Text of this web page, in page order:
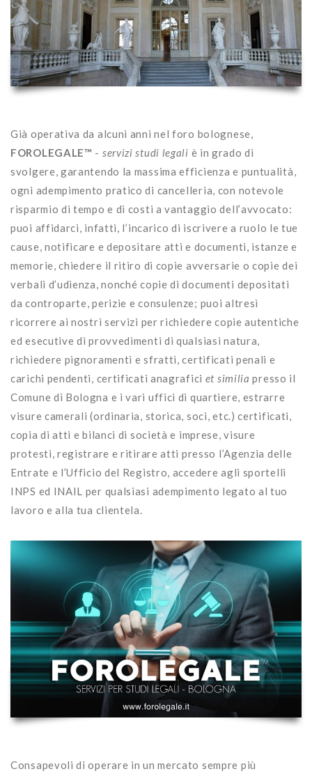
Già operativa da alcuni anni nel foro bolognese,
FOROLEGALE™ - servizi studi legali è in grado di
svolgere, garantendo la massima efficienza e puntualità,
ogni adempimento pratico di cancelleria, con notevole
risparmio di tempo e di costi a vantaggio dell’avvocato:
puoi affidarci, infatti, l’incarico di iscrivere a ruolo le tue
cause, notificare e depositare atti e documenti, istanze e
memorie, chiedere il ritiro di copie avversarie o copie dei
verbali d’udienza, nonché copie di documenti depositati
da controparte, perizie e consulenze; puoi altresì
ricorrere ai nostri servizi per richiedere copie autentiche
ed esecutive di provvedimenti di qualsiasi natura,
richiedere pignoramenti e sfratti, certificati penali e
carichi pendenti, certificati anagrafici et similia presso il
Comune di Bologna e i vari uffici di quartiere, estrarre
visure camerali (ordinaria, storica, soci, etc.) certificati,
copia di atti e bilanci di società e imprese, visure
protesti, registrare e ritirare atti presso l’Agenzia delle
Entrate e l’Ufficio del Registro, accedere agli sportelli
INPS ed INAIL per qualsiasi adempimento legato al tuo
lavoro e alla tua clientela.
Consapevoli di operare in un mercato sempre più